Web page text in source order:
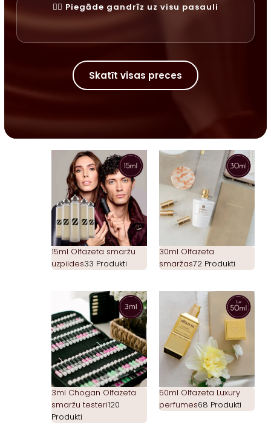
✓⃝ Piegāde gandrīz uz visu pasauli
Skatīt visas preces
15ml Olfazeta smaržu
uzpildes33 Produkti
30ml Olfazeta
smaržas72 Produkti
3ml Chogan Olfazeta
smaržu testeri120
Produkti
50ml Olfazeta Luxury
perfumes68 Produkti